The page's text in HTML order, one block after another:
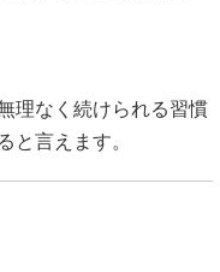
理なく続けられる習慣
と言えます。